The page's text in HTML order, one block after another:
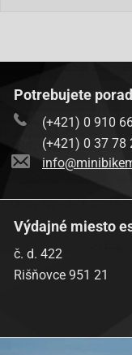
Potrebujete
(+421) 0 910
(+421) 0 37 78
Výdajné miesto
č. d. 422
Rišňovce 951 21